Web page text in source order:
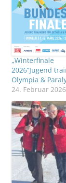
„Winterfinale
2026“Jugend
Olympia &
24. Februar 2026